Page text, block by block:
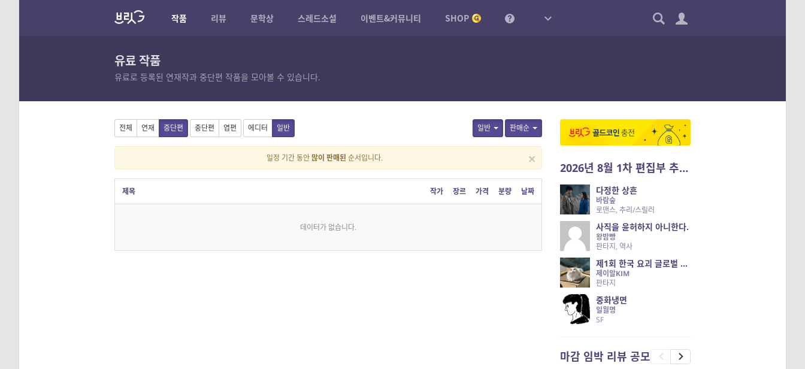
작품 리뷰 문학상 스레드소설 이벤트&커뮤니티 SHOP
유료 작품
유료로 등록된 연재작과 중단편 작품을 모아볼 수 있습니다.
일반 판매순
전체 연재 중단편 중단편 엽편 에디터 일반
×
일정 기간 동안많이 판매된 순서입니다.
제목 작가 장르 가격 분량 날짜
데이터가 없습니다.
2026년 8월 1차 편집부 추천작
다정한 상흔
바람숲
로맨스, 추리/스릴러
사직을 윤허하지 아니한다.
왕밤빵
판타지, 역사
제1회 한국 요괴 글로벌 진출 공개 오디션 시즌 2 — 나는 요괴다
제이알KIM
판타지
중화냉면
일월명
SF
마감 임박 리뷰 공모